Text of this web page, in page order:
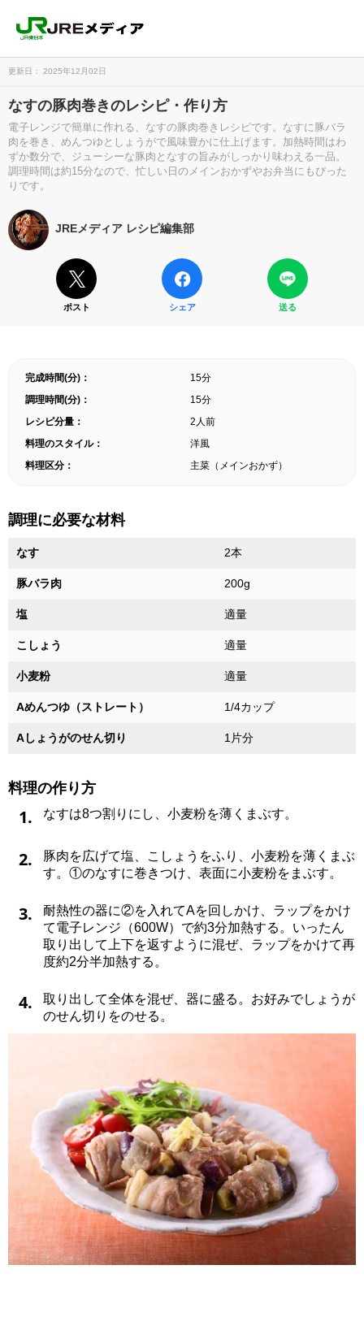
更新日： 2025年12月02日
なすの豚肉巻きのレシピ・作り方
電子レンジで簡単に作れる、なすの豚肉巻きレシピです。なすに豚バラ
肉を巻き、めんつゆとしょうがで風味豊かに仕上げます。加熱時間はわ
ずか数分で、ジューシーな豚肉となすの旨みがしっかり味わえる一品。
調理時間は約15分なので、忙しい日のメインおかずやお弁当にもぴった
りです。
JREメディア レシピ編集部
ポスト シェア 送る
完成時間(分)：
15分
調理時間(分)：
15分
レシピ分量：
2人前
料理のスタイル：
洋風
料理区分：
主菜（メインおかず）
調理に必要な材料
なす 2本
豚バラ肉 200g
塩 適量
こしょう 適量
小麦粉 適量
Aめんつゆ（ストレート） 1/4カップ
Aしょうがのせん切り 1片分
料理の作り方
1. なすは8つ割りにし、小麦粉を薄くまぶす。
2.
豚肉を広げて塩、こしょうをふり、小麦粉を薄くまぶ
す。①のなすに巻きつけ、表面に小麦粉をまぶす。
3.
耐熱性の器に②を入れてAを回しかけ、ラップをかけ
て電子レンジ（600W）で約3分加熱する。いったん
取り出して上下を返すように混ぜ、ラップをかけて再
度約2分半加熱する。
4.
取り出して全体を混ぜ、器に盛る。お好みでしょうが
のせん切りをのせる。